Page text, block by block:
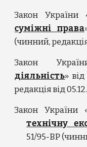
Закон України
суміжні права
(чинний, редакція
Закон
діяльність»
редакція від
Закон України
технічну
51/95-ВР